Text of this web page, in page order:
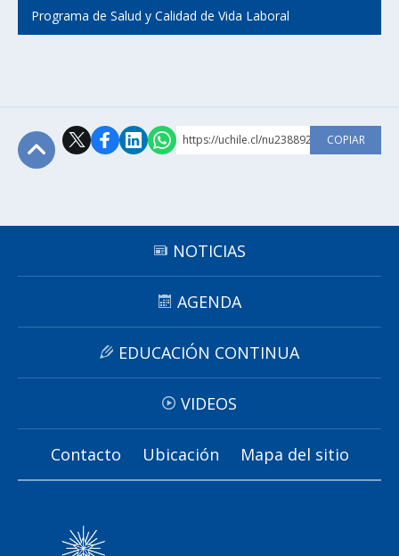
Programa de Salud y Calidad de Vida Laboral
https://uchile.cl/nu238892 COPIAR
NOTICIAS
AGENDA
EDUCACIÓN CONTINUA
VIDEOS
Contacto Ubicación Mapa del sitio